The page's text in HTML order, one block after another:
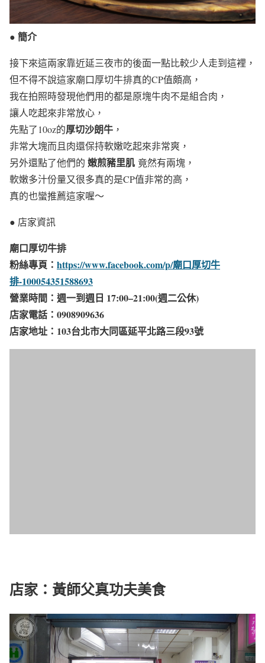
● 簡介
接下來這兩家靠近延三夜市的後面一點比較少人走到這裡，
但不得不說這家廟口厚切牛排真的CP值頗高，
我在拍照時發現他們用的都是原塊牛肉不是組合肉，
讓人吃起來非常放心，
先點了10oz的厚切沙朗牛 ，
非常大塊而且肉還保持軟嫩吃起來非常爽，
另外還點了他們的 嫩煎豬里肌 竟然有兩塊，
軟嫩多汁份量又很多真的是CP值非常的高，
真的也蠻推薦這家喔～
● 店家資訊
廟口厚切牛排
粉絲專頁： https://www.facebook.com/p/廟口厚切牛
排-100054351588693
營業時間：週一到週日 17:00–21:00(週二公休)
店家電話：0908909636
店家地址：103台北市大同區延平北路三段93號
店家：黃師父真功夫美食